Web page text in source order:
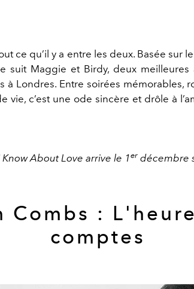
ce qu’il y a entre les deux. Basée sur
suit Maggie et Birdy, deux meilleures
à Londres. Entre soirées mémorables,
vie, c’est une ode sincère et drôle à
About Love arrive le 1er décembre
Combs :
comptes